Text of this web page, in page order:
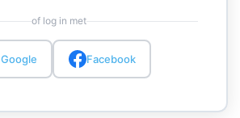
of log in met
Google Facebook